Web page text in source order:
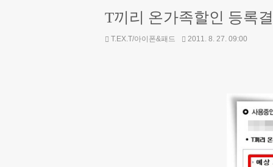
T끼리 온가족할인 등록
T.EX.T/아이폰&패드 2011. 8. 27. 09:00